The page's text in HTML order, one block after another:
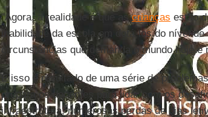
"Agora, a realidade é que ascrianças estão
inabilidade da escola em dotá-los do nível
circunstâncias que demanda o mundo hoje e
E isso é resultado de uma série de
prepara os docentes para lidar com os
infraestrutura, numerosas perdas de dias